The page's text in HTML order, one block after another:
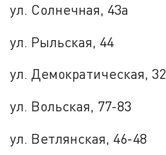
ул. Солнечная, 43а
ул. Рыльская, 44
ул. Демократическая, 32
ул. Вольская, 77-83
ул. Ветлянская, 46-48